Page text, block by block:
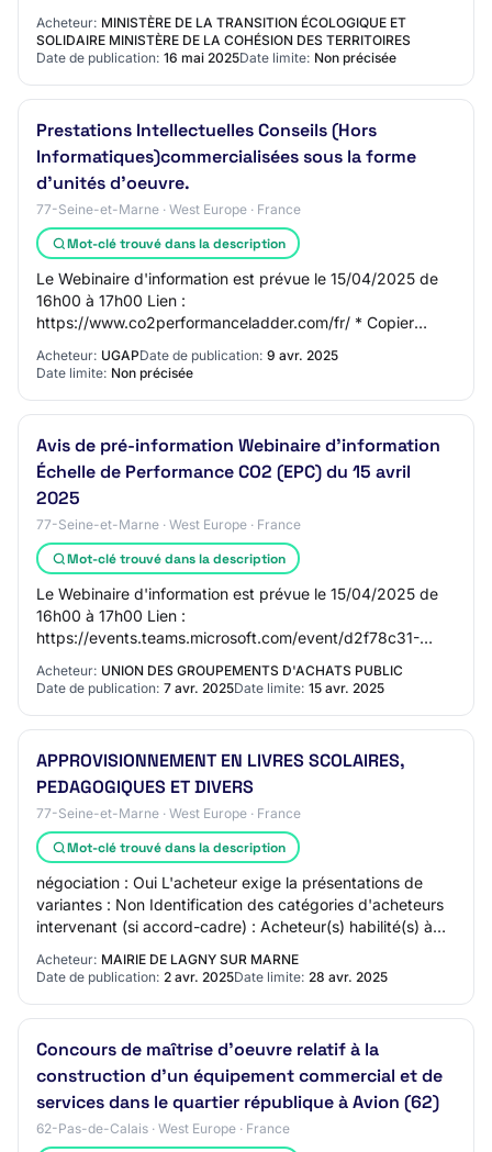
rue de Luyzine à Saint-Bonne…
Acheteur: MINISTÈRE DE LA TRANSITION ÉCOLOGIQUE ET
SOLIDAIRE MINISTÈRE DE LA COHÉSION DES TERRITOIRES
Date de publication: 16 mai 2025Date limite: Non précisée
Prestations Intellectuelles Conseils (Hors
Informatiques)commercialisées sous la forme
d'unités d'oeuvre.
77-Seine-et-Marne · West Europe · France
Mot-clé trouvé dans la description
Le Webinaire d'information est prévue le 15/04/2025 de
16h00 à 17h00 Lien :
https://www.co2performanceladder.com/fr/ * Copier
Présentation…
Acheteur: UGAPDate de publication: 9 avr. 2025
Date limite: Non précisée
Avis de pré-information Webinaire d'information
Échelle de Performance CO2 (EPC) du 15 avril
2025
77-Seine-et-Marne · West Europe · France
Mot-clé trouvé dans la description
Le Webinaire d'information est prévue le 15/04/2025 de
16h00 à 17h00 Lien :
https://events.teams.microsoft.com/event/d2f78c31-
98b5-82b4e36a5678 * Copier…
Acheteur: UNION DES GROUPEMENTS D'ACHATS PUBLIC
Date de publication: 7 avr. 2025Date limite: 15 avr. 2025
APPROVISIONNEMENT EN LIVRES SCOLAIRES,
PEDAGOGIQUES ET DIVERS
77-Seine-et-Marne · West Europe · France
Mot-clé trouvé dans la description
négociation : Oui L'acheteur exige la présentations de
variantes : Non Identification des catégories d'acheteurs
intervenant (si accord-cadre) : Acheteur(s) habilité(s) à
Acheteur: MAIRIE DE LAGNY SUR MARNE
Date de publication: 2 avr. 2025Date limite: 28 avr. 2025
Concours de maîtrise d'oeuvre relatif à la
construction d'un équipement commercial et de
services dans le quartier république à Avion (62)
62-Pas-de-Calais · West Europe · France